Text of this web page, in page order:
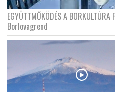
EGYÜTTMŰKÖDÉS A
Borlovagrend